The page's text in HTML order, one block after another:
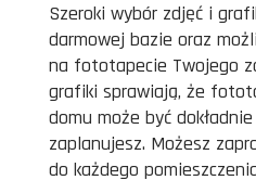
Szeroki wybór zdjęć i
darmowej bazie oraz
na fototapecie Twojego
grafiki sprawiają, że
domu może być
zaplanujesz. Możesz
do każdego